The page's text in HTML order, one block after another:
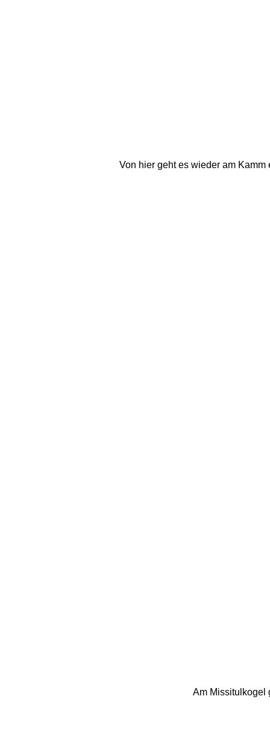
Von hier geht es wieder am
Am Missitulkogel